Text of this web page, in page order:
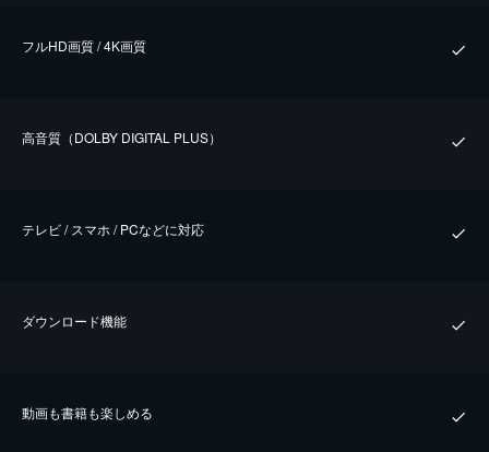
フルHD画質 / 4K画質
⾼⾳質（DOLBY DIGITAL PLUS）
テレビ / スマホ / PCなどに対応
ダウンロード機能
動画も書籍も楽しめる